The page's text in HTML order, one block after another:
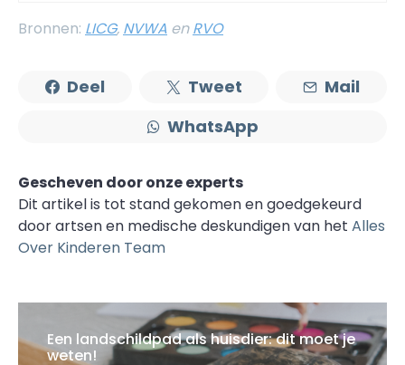
Bronnen: LICG, NVWA enRVO
Deel Tweet
Mail
WhatsApp
Gescheven door onze experts
Dit artikel is tot stand gekomen en goedgekeurd
door artsen en medische deskundigen van het Alles
Over Kinderen Team
Een landschildpad als huisdier: dit moet je
weten!